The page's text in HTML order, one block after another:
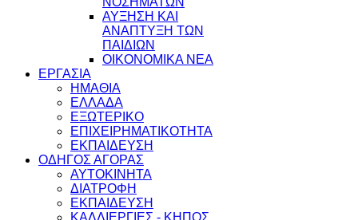
ΑΥΞΗΣΗ ΚΑΙ
ΑΝΑΠΤΥΞΗ ΤΩΝ
ΠΑΙΔΙΩΝ
ΟΙΚΟΝΟΜΙΚΑ ΝΕΑ
ΕΡΓΑΣΙΑ
ΗΜΑΘΙΑ
ΕΛΛΑΔΑ
ΕΞΩΤΕΡΙΚΟ
ΕΠΙΧΕΙΡΗΜΑΤΙΚΟΤΗΤΑ
ΕΚΠΑΙΔΕΥΣΗ
ΟΔΗΓΟΣ ΑΓΟΡΑΣ
ΑΥΤΟΚΙΝΗΤΑ
ΔΙΑΤΡΟΦΗ
ΕΚΠΑΙΔΕΥΣΗ
ΚΑΛΛΙΕΡΓΙΕΣ - ΚΗΠΟΣ